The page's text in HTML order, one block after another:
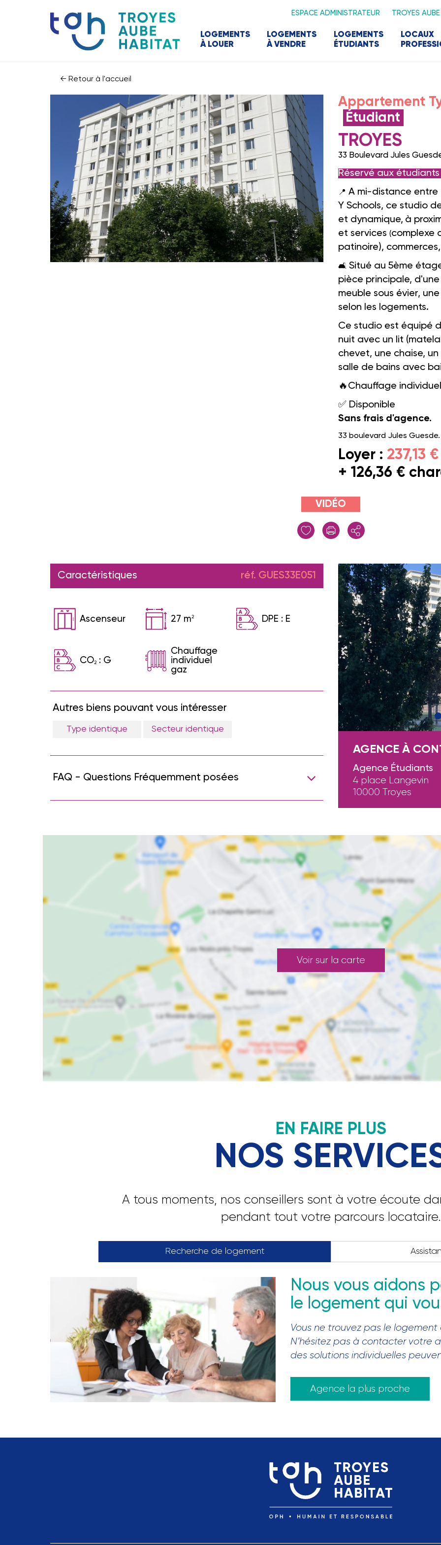
ESPACE ADMINISTRATEUR TROYES
LOGEMENTS
À LOUER
LOGEMENTS
À VENDRE
LOGEMENTS
ÉTUDIANTS
LOCAUX
← Retour à l'accueil
Appartement
Étudiant
TROYES
33 Boulevard Jules
Réservé aux
📍 A mi-distance
Y Schools, ce studio
et dynamique, à
et services (complexe
patinoire),
🛋️️ Situé au 5ème
pièce principale,
meuble sous évier,
selon les logements.
Ce studio est équipé
nuit avec un lit
chevet, une chaise,
salle de bains avec
🔥 Chauffage
✅ Disponible
Sans frais d'agence.
33 boulevard Jules Guesde.
Loyer : 237,13 €
+ 126,36 €
VIDÉO
Caractéristiques réf. GUES33E051
Ascenseur 27 m2 DPE : E
CO2 : G
Chauffage
individuel
gaz
Autres biens pouvant vous intéresser
Type identique Secteur identique
FAQ - Questions Fréquemment posées
AGENCE À
Agence Étudiants
4 place Langevin
10000 Troyes
Voir sur la carte
EN FAIRE PLUS
NOS
A tous moments, nos conseillers sont à votre écoute
pendant tout votre parcours locataire.
Recherche de logement
Nous vous aidons
le logement qui
Vous ne trouvez pas le
N’hésitez pas à contacter votre
des solutions individuelles
Agence la plus proche